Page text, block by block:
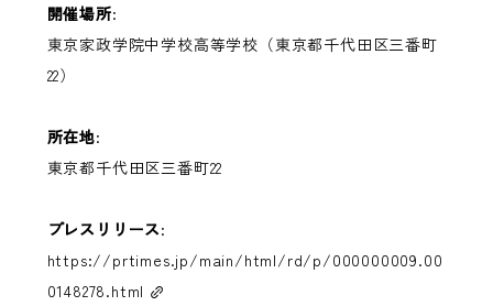
開催場所:
東京家政学院中学校高等学校（東京都千代田区三番町
22）
所在地:
東京都千代田区三番町22
プレスリリース:
https://prtimes.jp/main/html/rd/p/000000009.00
0148278.html